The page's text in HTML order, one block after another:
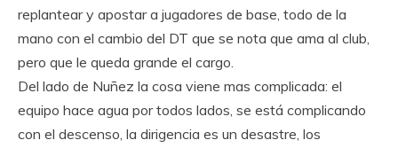
replantear y apostar a jugadores de base, todo de la
mano con el cambio del DT que se nota que ama al club,
pero que le queda grande el cargo.
Del lado de Nuñez la cosa viene mas complicada: el
equipo hace agua por todos lados, se está complicando
con el descenso, la dirigencia es un desastre, los